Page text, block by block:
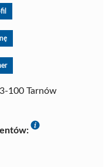
100 Tarnów